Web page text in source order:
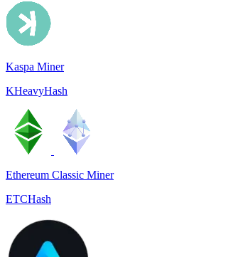
Kaspa Miner
KHeavyHash
Ethereum Classic Miner
ETCHash